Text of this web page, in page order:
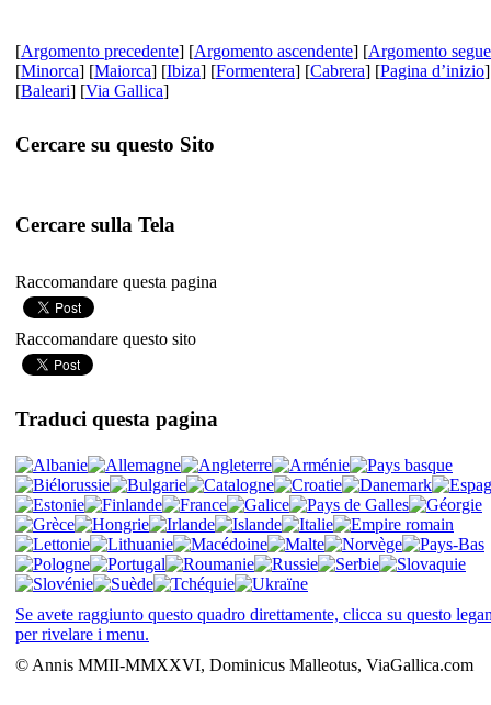
[Argomento precedente] [Argomento ascendente] [Argomento
[Minorca] [Maiorca] [Ibiza] [Formentera] [Cabrera] [Pagina d’inizio]
[Baleari] [Via Gallica]
Cercare su questo Sito
Cercare sulla Tela
Raccomandare questa pagina
Raccomandare questo sito
Traduci questa pagina
Se avete raggiunto questo quadro direttamente, clicca su questo
per rivelare i menu.
© Annis MMII-MMXXVI, Dominicus Malleotus, ViaGallica.com